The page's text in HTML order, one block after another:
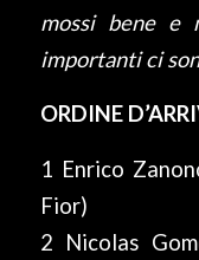
mossi bene e
importanti ci
ORDINE
1 Enrico
Fior)
2 Nicolas